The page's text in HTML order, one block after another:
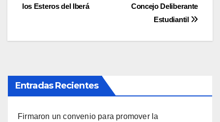
Concejo Deliberante
Estudiantil
los Esteros del Iberá
Entradas Recientes
Firmaron un convenio para promover la